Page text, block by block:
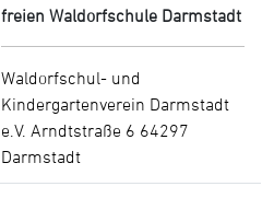
freien Waldorfschule Darmstadt
Waldorfschul- und
Kindergartenverein Darmstadt
e.V. Arndtstraße 6 64297
Darmstadt